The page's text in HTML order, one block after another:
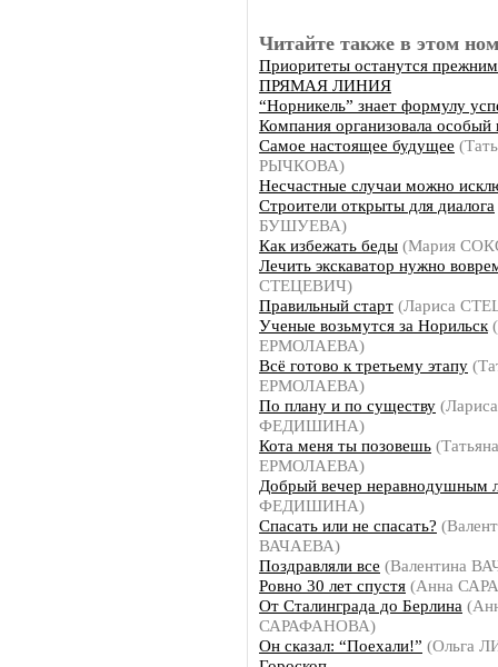
Читайте также в этом
Приоритеты останутся
ПРЯМАЯ ЛИНИЯ
“Норникель” знает формулу
Компания организовала особый
Самое настоящее будущее
РЫЧКОВА)
Несчастные случаи можно
Строители открыты для диалога
БУШУЕВА)
Как избежать беды (Мария
Лечить экскаватор нужно
СТЕЦЕВИЧ)
Правильный старт (Лариса
Ученые возьмутся за Норильск
ЕРМОЛАЕВА)
Всё готово к третьему этапу
ЕРМОЛАЕВА)
По плану и по существу (Лариса
ФЕДИШИНА)
Кота меня ты позовешь (Татьяна
ЕРМОЛАЕВА)
Добрый вечер неравнодушным
ФЕДИШИНА)
Спасать или не спасать?
ВАЧАЕВА)
Поздравляли все (Валентина
Ровно 30 лет спустя (Анна
От Сталинграда до Берлина
САРАФАНОВА)
Он сказал: “Поехали!” (Ольга